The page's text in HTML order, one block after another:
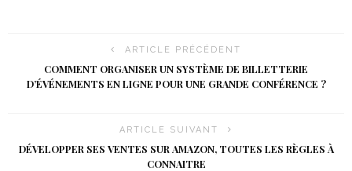
ARTICLE PRÉCÉDENT
COMMENT ORGANISER UN SYSTÈME DE BILLETTERIE
D’ÉVÉNEMENTS EN LIGNE POUR UNE GRANDE CONFÉRENCE ?
ARTICLE SUIVANT
DÉVELOPPER SES VENTES SUR AMAZON, TOUTES LES RÈGLES À
CONNAITRE